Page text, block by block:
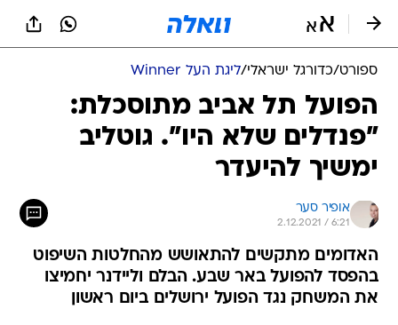
ספורט/כדורגל ישראלי/ליגת העל Winner
הפועל תל אביב מתוסכלת:
"פנדלים שלא היו". גוטליב
ימשיך להיעדר
אופיר סער
2.12.2021 / 6:21
האדומים מתקשים להתאושש מהחלטות השיפוט
בהפסד להפועל באר שבע. הבלם וליידנר יחמיצו
את המשחק נגד הפועל ירושלים ביום ראשון